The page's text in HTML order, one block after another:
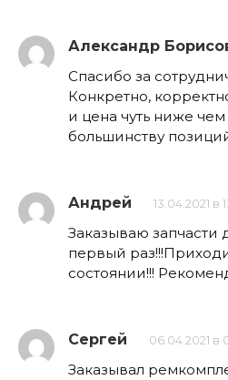
Александр
Спасибо за
Конкретно,
и цена чуть ниже
большинству
Андрей 13.04.2021 в
Заказываю запчасти
первый
состоянии!!!
Сергей 06.04.2021 в
Заказывал